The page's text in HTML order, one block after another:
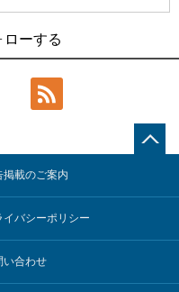
に向けたAIシステムを本格
ップ自社製造で鍵を握る台
割の再設計”【第3回】
ト充填時の異常を検出する
トを求めているのか【第25
で活用するためのナレッジ
ローする
掲載のご案内
イバシーポリシー
い合わせ